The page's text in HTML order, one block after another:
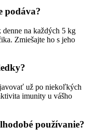
podáva?
denne na každých 5 kg
Zmiešajte ho s jeho
už po niekoľkých
imunity u vášho
používanie?